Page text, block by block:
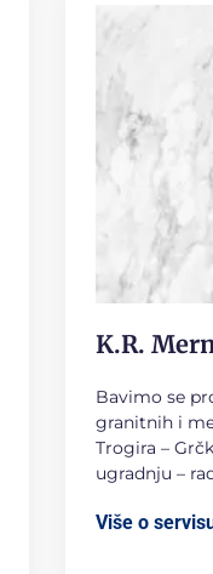
K.R.
Bavimo se
granitnih i
Trogira –
ugradnju –
Više o